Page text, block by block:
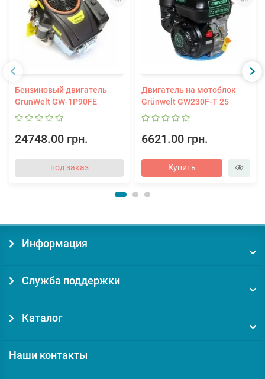
Бензиновый двигатель
GrunWelt GW-1P90FE
24748.00 грн.
под заказ
Двигатель на мотоблок
Grünwelt GW230F-T 25
6621.00 грн.
Купить
Информация
Служба поддержки
Каталог
Наши контакты